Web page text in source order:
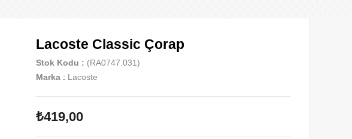
Lacoste Classic Çorap
Stok Kodu
(RA0747.031)
Marka : Lacoste
₺419,00